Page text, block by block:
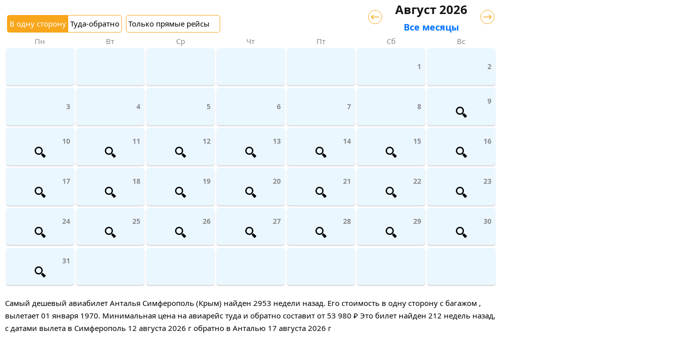
В одну сторону Туда-обратно Только прямые рейсы
Август 2026
Все месяцы
Пн Вт Ср Чт Пт Сб Вс
1 2
3 4 5 6 7 8
9
10 11 12 13 14 15 16
17 18 19 20 21 22 23
24 25 26 27 28 29 30
31
Самый дешевый авиабилет Анталья Симферополь (Крым) найден 2953 недели назад. Его стоимость в одну сторону с багажом ,
вылетает 01 января 1970. Минимальная цена на авиарейс туда и обратно составит от 53 980 ₽ Это билет найден 212 недель назад,
с датами вылета в Симферополь 12 августа 2026 г обратно в Анталью 17 августа 2026 г